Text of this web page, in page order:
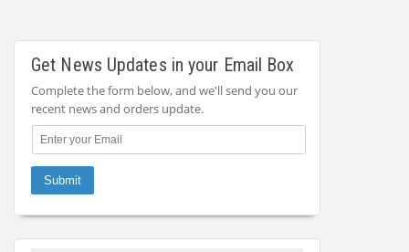
Get News Updates in your Email Box
Complete the form below, and we'll send you our
recent news and orders update.